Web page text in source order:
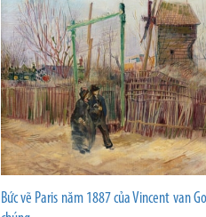
Bức vẽ Paris năm 1887 của Vincent van